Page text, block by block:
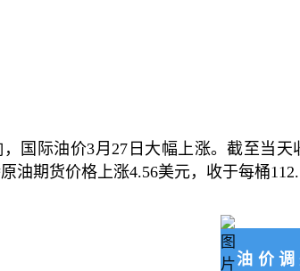
国际油价3月27日大幅上涨。截至当
油期货价格上涨4.56美元，收于每桶
油价调